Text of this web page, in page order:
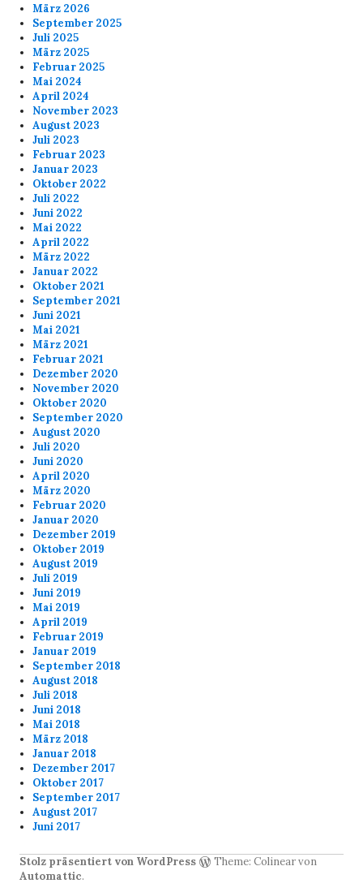
März 2026
September 2025
Juli 2025
März 2025
Februar 2025
Mai 2024
April 2024
November 2023
August 2023
Juli 2023
Februar 2023
Januar 2023
Oktober 2022
Juli 2022
Juni 2022
Mai 2022
April 2022
März 2022
Januar 2022
Oktober 2021
September 2021
Juni 2021
Mai 2021
März 2021
Februar 2021
Dezember 2020
November 2020
Oktober 2020
September 2020
August 2020
Juli 2020
Juni 2020
April 2020
März 2020
Februar 2020
Januar 2020
Dezember 2019
Oktober 2019
August 2019
Juli 2019
Juni 2019
Mai 2019
April 2019
Februar 2019
Januar 2019
September 2018
August 2018
Juli 2018
Juni 2018
Mai 2018
März 2018
Januar 2018
Dezember 2017
Oktober 2017
September 2017
August 2017
Juni 2017
Stolz präsentiert von WordPress
Theme: Colinear von
Automattic.